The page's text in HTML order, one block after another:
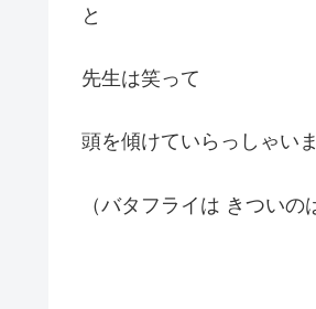
と
先生は笑って
頭を傾けていらっしゃいま
（バタフライは きついの